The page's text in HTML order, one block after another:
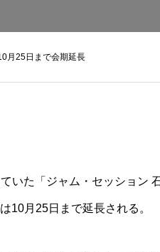
月25日まで会期延長
いた「ジャム・セッション
10月25日まで延長される。